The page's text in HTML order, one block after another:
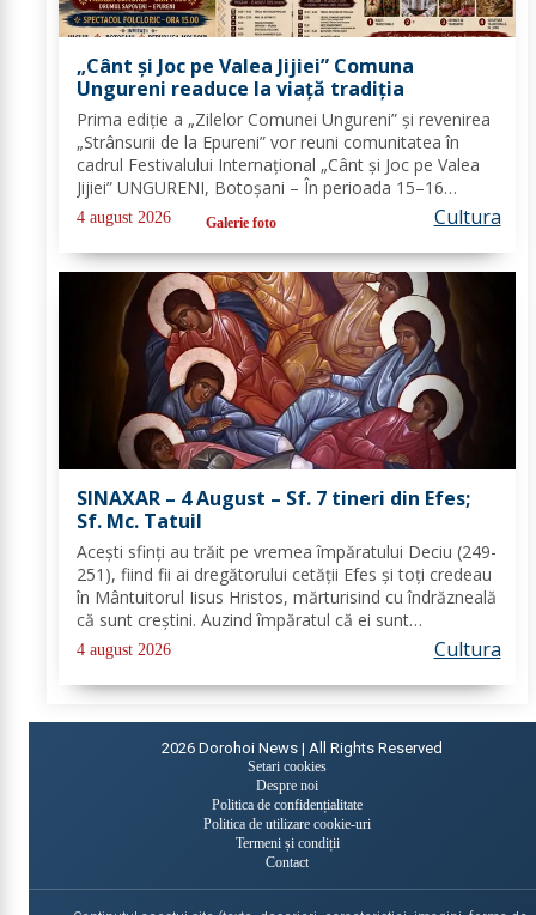
„Cânt și Joc pe Valea Jijiei” Comuna
Ungureni readuce la viață tradiția
Prima ediție a „Zilelor Comunei Ungureni” și revenirea
„Strânsurii de la Epureni” vor reuni comunitatea în
cadrul Festivalului Internațional „Cânt și Joc pe Valea
Jijiei” UNGURENI, Botoșani – În perioada 15–16
august 2026, comuna Ungureni va găzdui unul dintre
cele mai ample evenimente culturale...
4 august 2026 Galerie foto Cultura
SINAXAR – 4 August – Sf. 7 tineri din Efes;
Sf. Mc. Tatuil
Aceşti sfinţi au trăit pe vremea împăratului Deciu (249-
251), fiind fii ai dregătorului cetăţii Efes şi toţi credeau
în Mântuitorul Iisus Hristos, mărturisind cu îndrăzneală
că sunt creştini. Auzind împăratul că ei sunt
mărturisitori ai lui Hristos, i-a chemat la judecată. În
faţa lui Deciu, cei...
4 august 2026 Cultura
2026 Dorohoi News | All Rights Reserved
Setari cookies
Despre noi
Politica de confidențialitate
Politica de utilizare cookie-uri
Termeni și condiții
Contact